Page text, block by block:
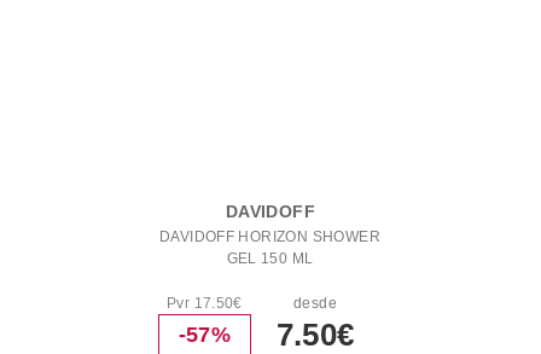
DAVIDOFF
DAVIDOFF HORIZON SHOWER
GEL 150 ML
Pvr 17.50€
-57%
desde
7.50€